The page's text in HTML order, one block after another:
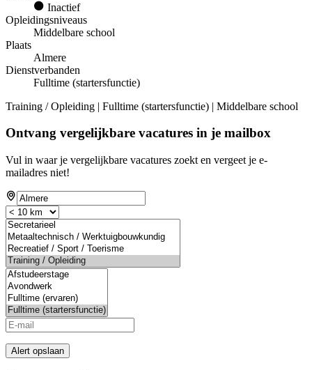
Inactief
Opleidingsniveaus
Middelbare school
Plaats
Almere
Dienstverbanden
Fulltime (startersfunctie)
Training / Opleiding | Fulltime (startersfunctie) | Middelbare school
Ontvang vergelijkbare vacatures in je mailbox
Vul in waar je vergelijkbare vacatures zoekt en vergeet je e-
mailadres niet!
Alert opslaan